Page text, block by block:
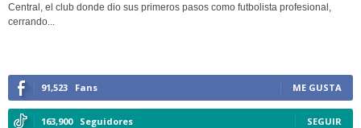
Central, el club donde dio sus primeros pasos como futbolista profesional,
cerrando...
91,523 Fans ME GUSTA
163,900 Seguidores SEGUIR